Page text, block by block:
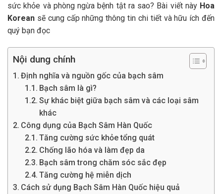
sức khỏe và phòng ngừa bệnh tật ra sao? Bài viết này Hoa
Korean sẽ cung cấp những thông tin chi tiết và hữu ích đến
quý bạn đọc
Nội dung chính
Định nghĩa và nguồn gốc của bạch sâm
Bạch sâm là gì?
Sự khác biệt giữa bạch sâm và các loại sâm
khác
Công dụng của Bạch Sâm Hàn Quốc
Tăng cường sức khỏe tổng quát
Chống lão hóa và làm đẹp da
Bạch sâm trong chăm sóc sắc đẹp
Tăng cường hệ miễn dịch
Cách sử dụng Bạch Sâm Hàn Quốc hiệu quả